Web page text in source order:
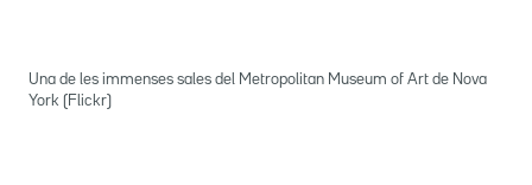
Una de les immenses sales del Metropolitan Museum of Art de Nova
York (Flickr)